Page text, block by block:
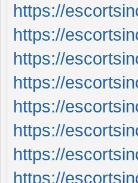
https://
https://
https://
https://
https://
https://
https://
https://